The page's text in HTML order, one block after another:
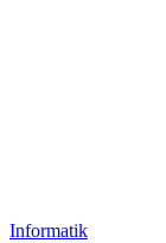
Informatik